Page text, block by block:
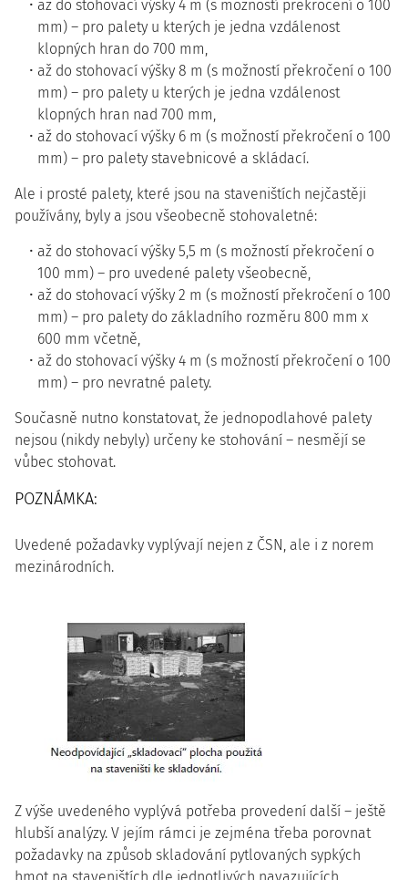
až do stohovací výšky 4 m (s možností překročení o 100
mm) – pro palety u kterých je jedna vzdálenost
klopných hran do 700 mm,
až do stohovací výšky 8 m (s možností překročení o 100
mm) – pro palety u kterých je jedna vzdálenost
klopných hran nad 700 mm,
až do stohovací výšky 6 m (s možností překročení o 100
mm) – pro palety stavebnicové a skládací.
Ale i prosté palety, které jsou na staveništích nejčastěji
používány, byly a jsou všeobecně stohovaletné:
až do stohovací výšky 5,5 m (s možností překročení o
100 mm) – pro uvedené palety všeobecně,
až do stohovací výšky 2 m (s možností překročení o 100
mm) – pro palety do základního rozměru 800 mm x
600 mm včetně,
až do stohovací výšky 4 m (s možností překročení o 100
mm) – pro nevratné palety.
Současně nutno konstatovat, že jednopodlahové palety
nejsou (nikdy nebyly) určeny ke stohování – nesmějí se
vůbec stohovat.
POZNÁMKA:
Uvedené požadavky vyplývají nejen z ČSN, ale i z norem
mezinárodních.
Z výše uvedeného vyplývá potřeba provedení další – ještě
hlubší analýzy. V jejím rámci je zejména třeba porovnat
požadavky na způsob skladování pytlovaných sypkých